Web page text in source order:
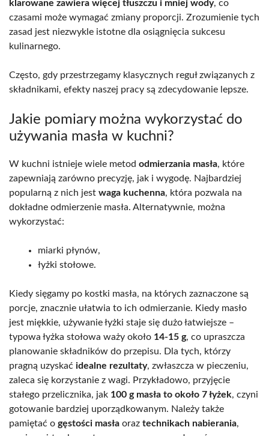
klarowane zawiera więcej tłuszczu i mniej wody, co
czasami może wymagać zmiany proporcji. Zrozumienie tych
zasad jest niezwykle istotne dla osiągnięcia sukcesu
kulinarnego.
Często, gdy przestrzegamy klasycznych reguł związanych z
składnikami, efekty naszej pracy są zdecydowanie lepsze.
Jakie pomiary można wykorzystać do
używania masła w kuchni?
W kuchni istnieje wiele metod odmierzania masła, które
zapewniają zarówno precyzję, jak i wygodę. Najbardziej
popularną z nich jest waga kuchenna, która pozwala na
dokładne odmierzenie masła. Alternatywnie, można
wykorzystać:
miarki płynów,
łyżki stołowe.
Kiedy sięgamy po kostki masła, na których zaznaczone są
porcje, znacznie ułatwia to ich odmierzanie. Kiedy masło
jest miękkie, używanie łyżki staje się dużo łatwiejsze –
typowa łyżka stołowa waży około 14-15 g, co upraszcza
planowanie składników do przepisu. Dla tych, którzy
pragną uzyskać idealne rezultaty, zwłaszcza w pieczeniu,
zaleca się korzystanie z wagi. Przykładowo, przyjęcie
stałego przelicznika, jak 100 g masła to około 7 łyżek, czyni
gotowanie bardziej uporządkowanym. Należy także
pamiętać o gęstości masła oraz technikach nabierania,